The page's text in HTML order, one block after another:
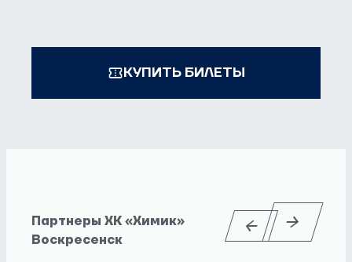
КУПИТЬ БИЛЕТЫ
Партнеры ХК «Химик»
Воскресенск